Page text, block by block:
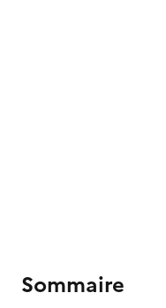
Sommaire